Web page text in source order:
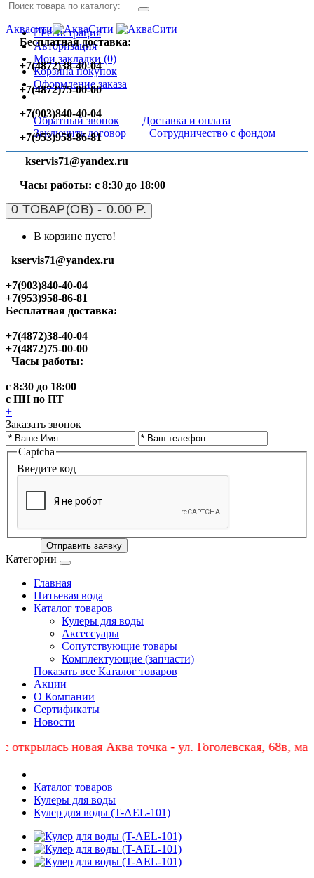
Регистрация
Авторизация
Мои закладки (0)
Корзина покупок
Оформление заказа
Обратный звонок
Доставка и оплата
Заключить договор
Сотрудничество с фондом
Аквасити
Бесплатная доставка:
+7(4872)38-40-04
+7(4872)75-00-00
+7(903)840-40-04
+7(953)958-86-81
kservis71@yandex.ru
Часы работы: с 8:30 до 18:00
0 ТОВАР(ОВ) - 0.00 Р.
В корзине пусто!
kservis71@yandex.ru
+7(903)840-40-04
+7(953)958-86-81
Бесплатная доставка:
+7(4872)38-40-04
+7(4872)75-00-00
Часы работы:
с 8:30 до 18:00
с ПН по ПТ
+
Заказать звонок
Captcha
Введите код
Отправить заявку
Категории
Главная
Питьевая вода
Каталог товаров
Кулеры для воды
Аксессуары
Сопутствующие товары
Комплектующие (запчасти)
Показать все Каталог товаров
Акции
О Компании
Сертификаты
Новости
открылась новая Аква точка - ул. Гоголевская, 68в,
Каталог товаров
Кулеры для воды
Кулер для воды (T-AEL-101)